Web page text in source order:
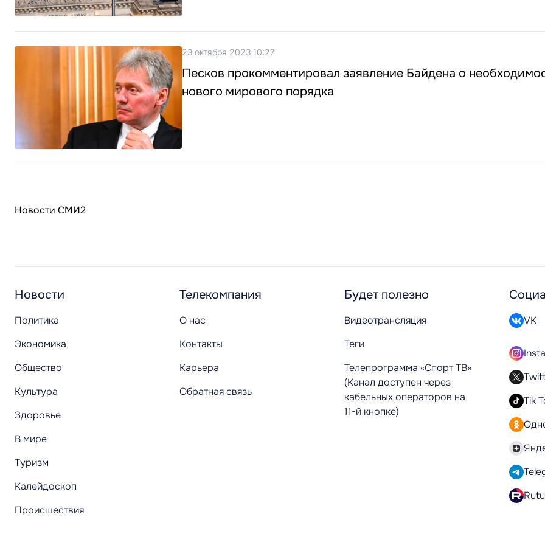
23 октября 2023 10:27
Песков прокомментировал заявление Байдена о
нового мирового порядка
Новости СМИ2
Новости
Политика
Экономика
Общество
Культура
Здоровье
В мире
Туризм
Калейдоскоп
Происшествия
Телекомпания
О нас
Контакты
Карьера
Обратная связь
Будет полезно
Видеотрансляция
Теги
Телепрограмма «Спорт ТВ»
(Канал доступен через
кабельных операторов на
11-й кнопке)
VK
Tik